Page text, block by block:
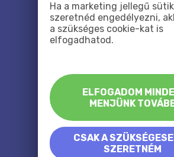
Ha a marketing jellegű
szeretnéd engedélyezni,
a szükséges cookie-kat is
elfogadhatod.
ELFOGADOM
MENJÜNK
CSAK A
SZERETNÉM